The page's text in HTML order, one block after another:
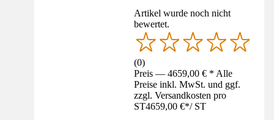
Artikel wurde noch nicht
bewertet.
(0)
Preis — 4659,00 € * Alle
Preise inkl. MwSt. und ggf.
zzgl. Versandkosten pro
ST4659,00 €*/ ST